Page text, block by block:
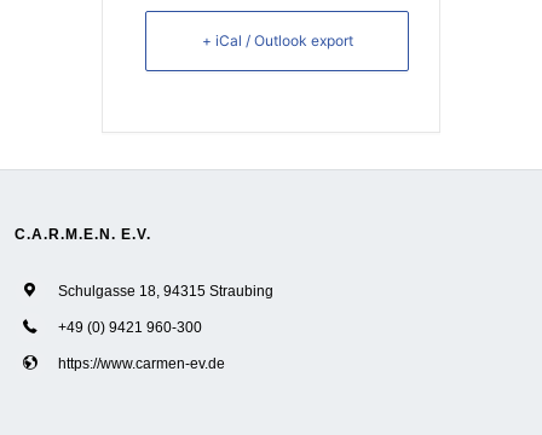
+ iCal / Outlook export
C.A.R.M.E.N. E.V.
Schulgasse 18, 94315 Straubing
+49 (0) 9421 960-300
https://www.carmen-ev.de